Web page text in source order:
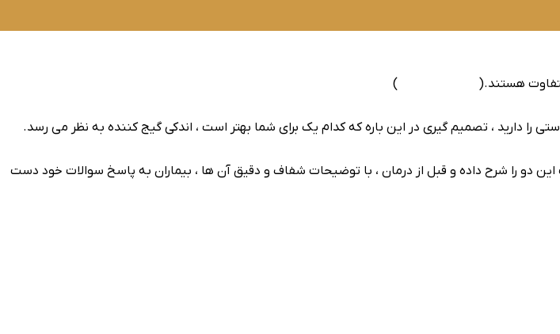
هستند.( )
را دارید ، تصمیم گیری در این باره که کدام یک برای شما بهتر است ، اندکی گیج کننده به نظر می رسد.
این دو را شرح داده و قبل از درمان ، با توضیحات شفاف و دقیق آن ها ، بیماران به پاسخ سوالات خود دست